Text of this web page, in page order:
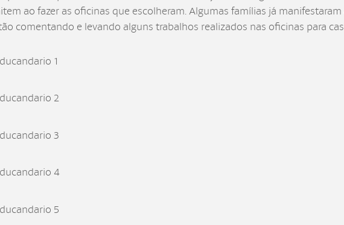
ao fazer as oficinas que escolheram. Algumas famílias já
comentando e levando alguns trabalhos realizados nas oficinas para